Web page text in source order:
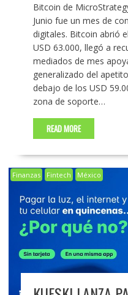
Bitcoin de
Junio fue un mes de
digitales. Bitcoin abrió
USD 63.000, llegó a
mediados de mes
generalizado del
debajo de los USD
zona de soporte…
READ MORE
Finanzas Fintech México